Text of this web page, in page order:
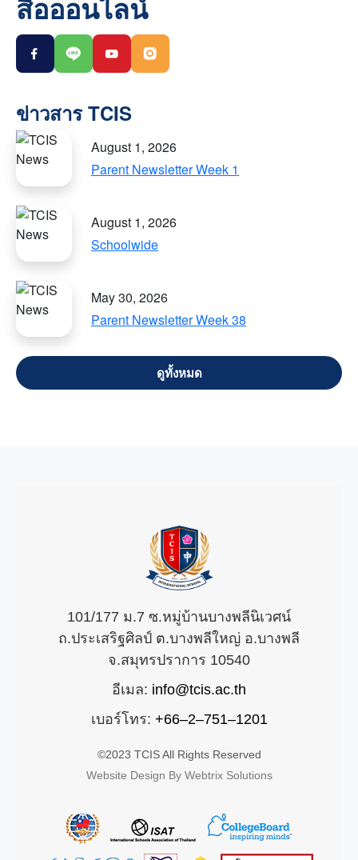
สื่อออนไลน์
August 1, 2026
Parent Newsletter Week 1
August 1, 2026
Schoolwide
May 30, 2026
Parent Newsletter Week 38
VIEW ALL
101/177 ม.7 ซ.หมู่บ้านบางพลีนิเวศน์
ถ.ประเสริฐศิลป์ ต.บางพลีใหญ่ อ.บางพลี
จ.สมุทรปราการ 10540
อีเมล: info@tcis.ac.th
เบอร์โทร: +66–2–751–1201
©2023 TCIS All Rights Reserved
Website Design By Webtrix Solutions